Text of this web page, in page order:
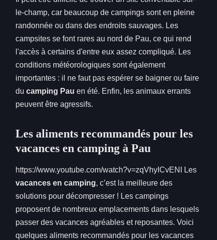
le-champ, car beaucoup de campings sont en pleine
randonnée ou dans des endroits sauvages. Les
campsites se font rares au nord de Pau, ce qui rend
l'accès à certains d'entre eux assez compliqué. Les
conditions météorologiques sont également
importantes : il ne faut pas espérer se baigner ou faire
du camping Pau en été. Enfin, les animaux errants
peuvent être agressifs.
Les aliments recommandés pour les
vacances en camping à Pau
https://www.youtube.com/watch?v=zqVhyICvENI Les
vacances en camping, c’est la meilleure des
solutions pour décompresser ! Les campings
proposent de nombreux emplacements dans lesquels
passer des vacances agréables et reposantes. Voici
quelques aliments recommandés pour les vacances